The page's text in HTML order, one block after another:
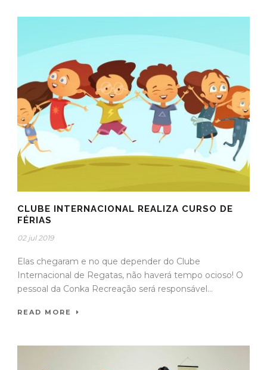
CLUBE INTERNACIONAL REALIZA CURSO DE
FÉRIAS
02 jul 2019
Elas chegaram e no que depender do Clube
Internacional de Regatas, não haverá tempo ocioso! O
pessoal da Conka Recreação será responsável...
READ MORE